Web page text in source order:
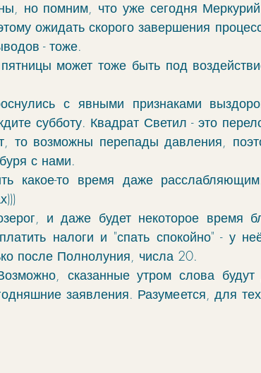
но помним, что уже сегодня
ожидать скорого завершения
- тоже.
может тоже быть под
с явными признаками
субботу. Квадрат Светил - это
то возможны перепады давления,
с нами.
какое-то время даже
и даже будет некоторое время
налоги и "спать спокойно" - у
после Полнолуния, числа 20.
сказанные утром слова
заявления. Разумеется, для